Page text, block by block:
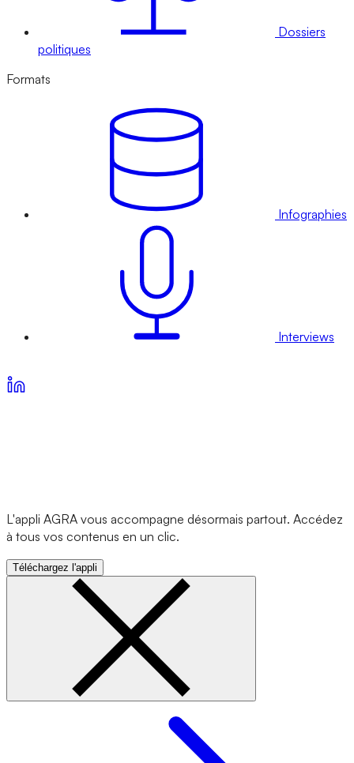
Dossiers
politiques
Formats
Infographies
Interviews
L'appli AGRA vous accompagne désormais partout. Accédez
à tous vos contenus en un clic.
Téléchargez l'appli